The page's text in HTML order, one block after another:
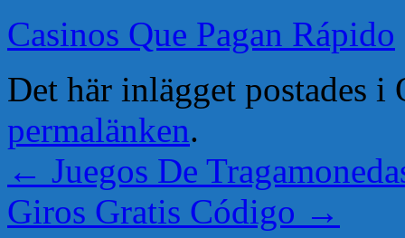
Casinos Que Pagan Rápido
Det här inlägget postades i
permalänken.
← Juegos De
Giros Gratis Código →